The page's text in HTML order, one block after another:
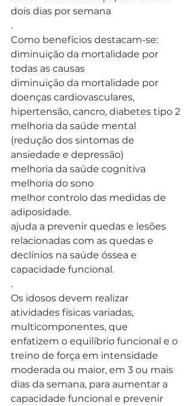
dois dias por semana
.
Como benefícios destacam-se:
diminuição da mortalidade por
todas as causas
diminuição da mortalidade por
doenças cardiovasculares,
hipertensão, cancro, diabetes tipo 2
melhoria da saúde mental
(redução dos sintomas de
ansiedade e depressão)
melhoria da saúde cognitiva
melhoria do sono
melhor controlo das medidas de
adiposidade.
ajuda a prevenir quedas e lesões
relacionadas com as quedas e
declínios na saúde óssea e
capacidade funcional.
.
Os idosos devem realizar
atividades físicas variadas,
multicomponentes, que
enfatizem o equilíbrio funcional e o
treino de força em intensidade
moderada ou maior, em 3 ou mais
dias da semana, para aumentar a
capacidade funcional e prevenir